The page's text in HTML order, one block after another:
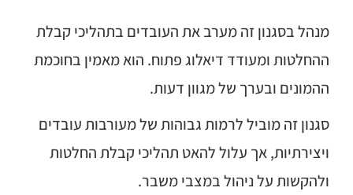
מנהל בסגנון זה מערב את העובדים בתהליכי קבלת
ההחלטות ומעודד דיאלוג פתוח. הוא מאמין בחוכמת
ההמונים ובערך של מגוון דעות.
סגנון זה מוביל לרמות גבוהות של מעורבות עובדים
ויצירתיות, אך עלול להאט תהליכי קבלת החלטות
ולהקשות על ניהול במצבי משבר.